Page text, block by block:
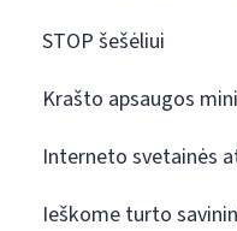
STOP šešėliui
Krašto apsaugos
Interneto svetainės
Ieškome turto